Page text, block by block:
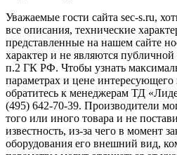
Уважаемые гости сайта sec-s.ru,
все описания, технические
представленные на нашем сайте
характер и не являются
п.2 ГК РФ. Чтобы узнать
параметрах и цене интересующего
обратитесь к менеджерам ТД
(495) 642-70-39. Производители
того или иного товара и не
известность, из-за чего в момент
оборудования его внешний вид,